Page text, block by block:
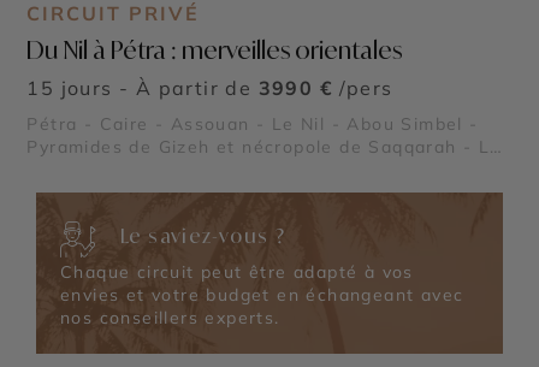
CIRCUIT PRIVÉ
Du Nil à Pétra : merveilles orientales
15 jours - À partir de 3990 € /pers
Pétra - Caire - Assouan - Le Nil - Abou Simbel -
Pyramides de Gizeh et nécropole de Saqqarah - Lac
égyptiens
Le saviez-vous ?
Chaque circuit peut être adapté à vos
envies et votre budget en échangeant avec
nos conseillers experts.